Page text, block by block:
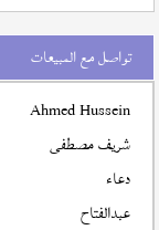
تواصل مع المبيعات
Ahmed Hussein
شريف مصطفى
دعاء
عبدالفتاح